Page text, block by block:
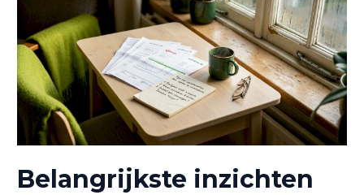
Belangrijkste inzichten